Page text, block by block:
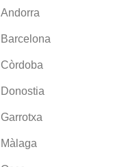
Andorra
Barcelona
Còrdoba
Donostia
Garrotxa
Màlaga